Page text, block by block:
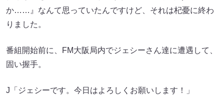
か……』なんて思っていたんですけど、それは杞憂に終わ
りました。
番組開始前に、FM大阪局内でジェシーさん達に遭遇して、
固い握手。
J「ジェシーです。今日はよろしくお願いします！」